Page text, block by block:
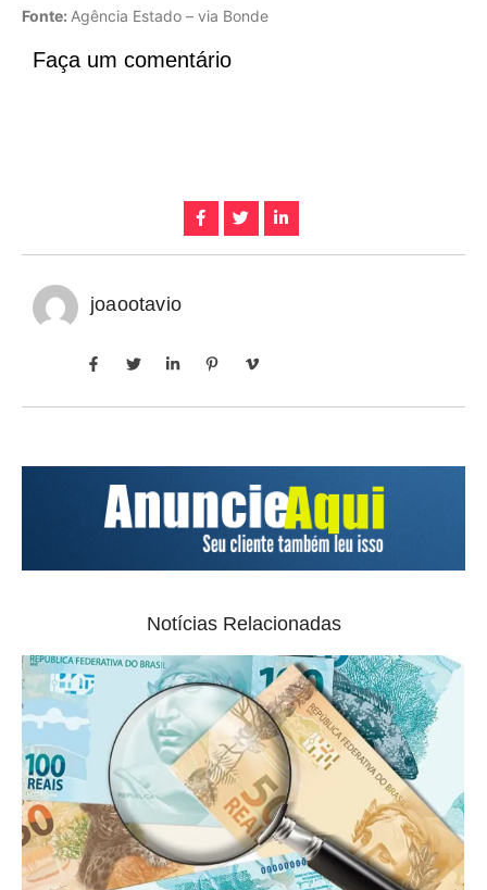
Fonte: Agência Estado – via Bonde
Faça um comentário
joaootavio
Notícias Relacionadas